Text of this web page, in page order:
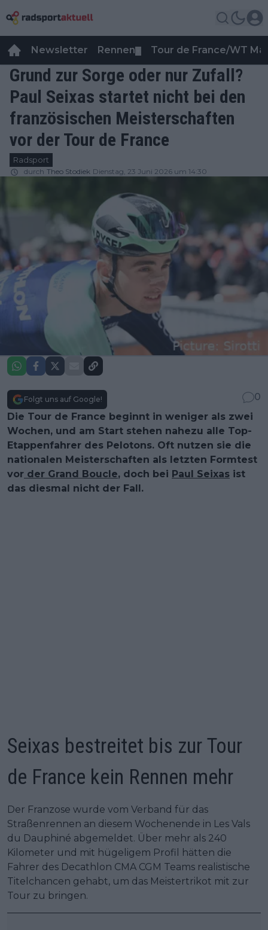
Newsletter Rennen Tour de France/WT
Grund zur Sorge oder nur Zufall?
Paul Seixas startet nicht bei den
französischen Meisterschaften
vor der Tour de France
Radsport
durch Theo Stodiek Dienstag, 23 Juni 2026 um 14:30
Folgt uns auf Google!
0
Die Tour de France beginnt in weniger als zwei
Wochen, und am Start stehen nahezu alle Top-
Etappenfahrer des Pelotons. Oft nutzen sie die
nationalen Meisterschaften als letzten Formtest
vor der Grand Boucle, doch bei Paul Seixas ist
das diesmal nicht der Fall.
Seixas bestreitet bis zur Tour
de France kein Rennen mehr
Der Franzose wurde vom Verband für das
Straßenrennen an diesem Wochenende in Les Vals
du Dauphiné abgemeldet. Über mehr als 240
Kilometer und mit hügeligem Profil hätten die
Fahrer des Decathlon CMA CGM Teams realistische
Titelchancen gehabt, um das Meistertrikot mit zur
Tour zu bringen.